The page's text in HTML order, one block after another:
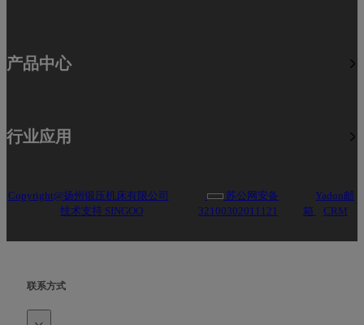
产品中心
行业应用
Copyright@扬州锻压机床有限公司
技术支持 SINGOO
苏公网安备
32100302011121
Yadon邮
箱
CRM
联系方式